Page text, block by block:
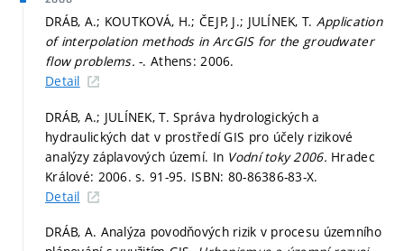
DRÁB, A.; KOUTKOVÁ, H.; ČEJP, J.; JULÍNEK, T. Application
of interpolation methods in ArcGIS for the groudwater
flow problems.-. Athens: 2006.
Detail
DRÁB, A.; JULÍNEK, T. Správa hydrologických a
hydraulických dat v prostředí GIS pro účely rizikové
analýzy záplavových území. In Vodní toky 2006. Hradec
Králové: 2006.s. 91-95. ISBN: 80-86386-83-X.
Detail
DRÁB, A. Analýza povodňových rizik v procesu územního